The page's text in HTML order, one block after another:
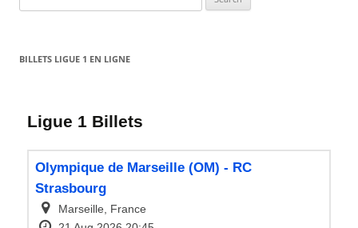
for:
BILLETS LIGUE 1 EN LIGNE